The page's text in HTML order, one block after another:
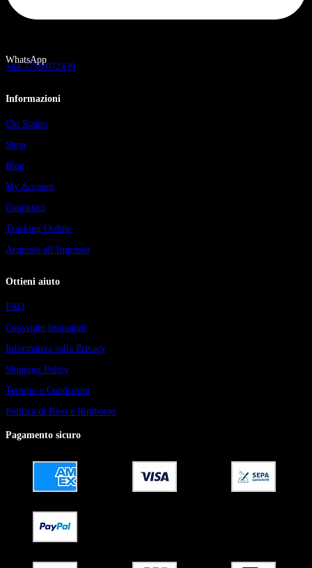
WhatsApp
+44 7759 072439
Informazioni
Chi Siamo
Shop
Blog
My Account
Contattaci
Tracking Ordine
Acquisto all’Ingrosso
Ottieni aiuto
FAQ
Copyright Immagini
Informativa sulla Privacy
Shipping Policy
Termini e Condizioni
Politica di Reso e Rimborso
Pagamento sicuro